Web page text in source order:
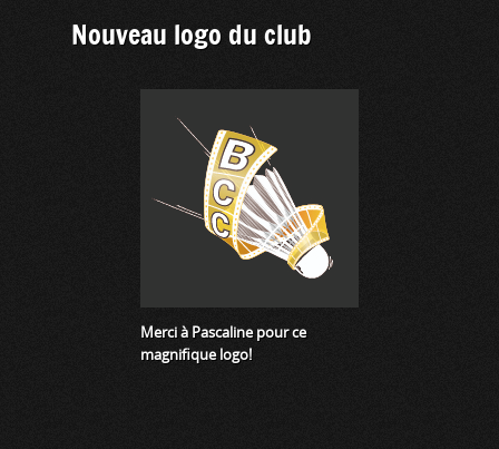
Nouveau logo du club
Merci à Pascaline pour ce
magnifique logo!